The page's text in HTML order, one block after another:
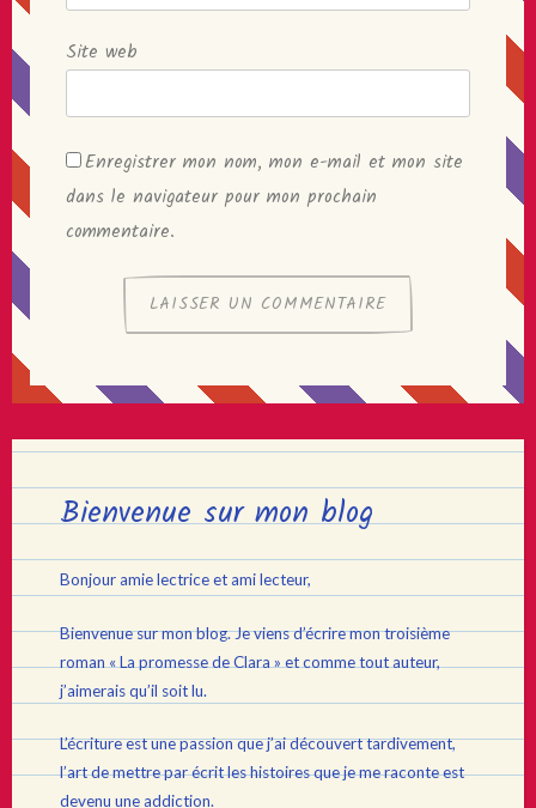
Site web
Enregistrer mon nom, mon e-mail et mon site
dans le navigateur pour mon prochain
commentaire.
Bienvenue sur mon blog
Bonjour amie lectrice et ami lecteur,
Bienvenue sur mon blog. Je viens d’écrire mon troisième
roman « La promesse de Clara » et comme tout auteur,
j’aimerais qu’il soit lu.
L’écriture est une passion que j’ai découvert tardivement,
l’art de mettre par écrit les histoires que je me raconte est
devenu une addiction.